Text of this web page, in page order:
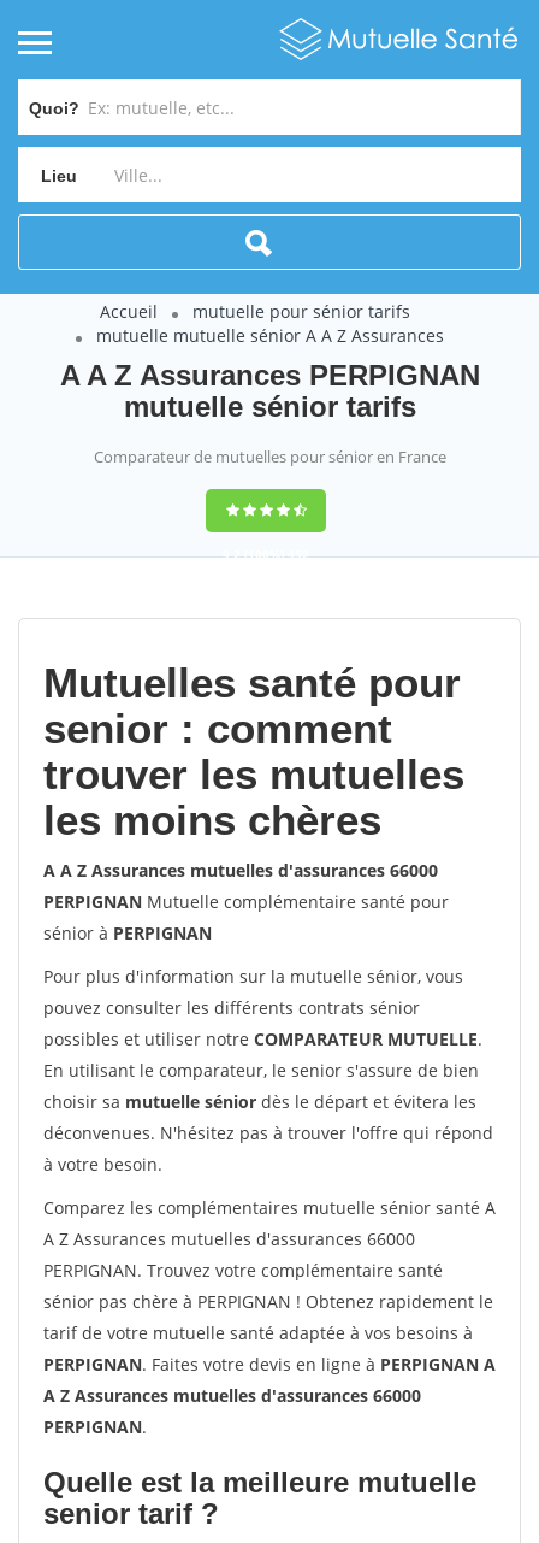
Quoi?
Lieu
Accueil
mutuelle pour sénior tarifs
mutuelle mutuelle sénior A A Z Assurances
A A Z Assurances PERPIGNAN
mutuelle sénior tarifs
Comparateur de mutuelles pour sénior en France
9,2(100%)452
Mutuelles santé pour
senior : comment
trouver les mutuelles
les moins chères
A A Z Assurances mutuelles d'assurances 66000
PERPIGNAN Mutuelle complémentaire santé pour
sénior à PERPIGNAN
Pour plus d'information sur la mutuelle sénior, vous
pouvez consulter les différents contrats sénior
possibles et utiliser notre COMPARATEUR MUTUELLE.
En utilisant le comparateur, le senior s'assure de bien
choisir sa mutuelle sénior dès le départ et évitera les
déconvenues. N'hésitez pas à trouver l'offre qui répond
à votre besoin.
Comparez les complémentaires mutuelle sénior santé A
A Z Assurances mutuelles d'assurances 66000
PERPIGNAN. Trouvez votre complémentaire santé
sénior pas chère à PERPIGNAN ! Obtenez rapidement le
tarif de votre mutuelle santé adaptée à vos besoins à
PERPIGNAN. Faites votre devis en ligne à PERPIGNAN A
A Z Assurances mutuelles d'assurances 66000
PERPIGNAN.
Quelle est la meilleure mutuelle
senior tarif ?